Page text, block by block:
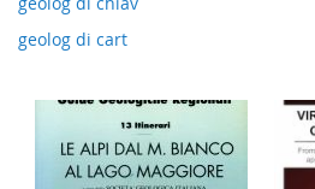
geolog di cart